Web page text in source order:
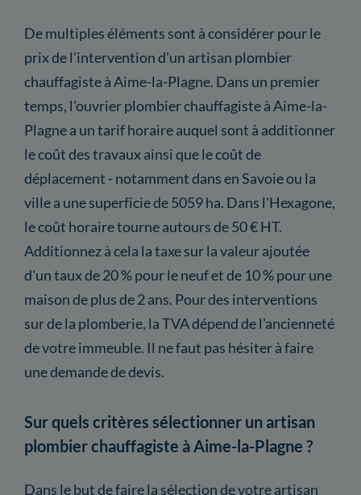
De multiples éléments sont à considérer pour le
prix de l'intervention d'un artisan plombier
chauffagiste à Aime-la-Plagne. Dans un premier
temps, l'ouvrier plombier chauffagiste à Aime-la-
Plagne a un tarif horaire auquel sont à additionner
le coût des travaux ainsi que le coût de
déplacement - notamment dans en Savoie ou la
ville a une superficie de 5059 ha. Dans l'Hexagone,
le coût horaire tourne autours de 50 € HT.
Additionnez à cela la taxe sur la valeur ajoutée
d'un taux de 20 % pour le neuf et de 10 % pour une
maison de plus de 2 ans. Pour des interventions
sur de la plomberie, la TVA dépend de l'ancienneté
de votre immeuble. Il ne faut pas hésiter à faire
une demande de devis.
Sur quels critères sélectionner un artisan
plombier chauffagiste à Aime-la-Plagne ?
Dans le but de faire la sélection de votre artisan